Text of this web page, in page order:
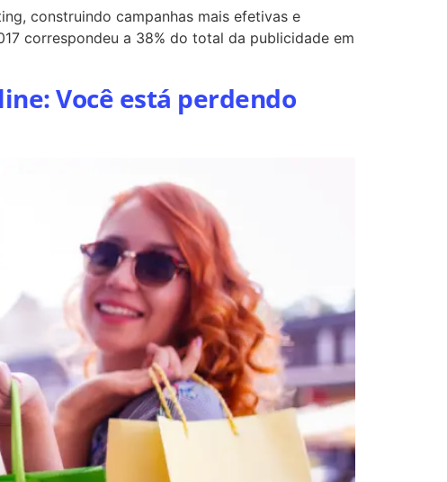
construindo campanhas mais efetivas e
correspondeu a 38% do total da publicidade em
Você está perdendo